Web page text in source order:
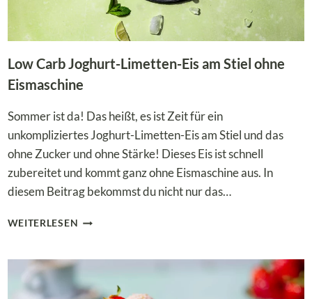
Low Carb Joghurt-Limetten-Eis am Stiel ohne
Eismaschine
Sommer ist da! Das heißt, es ist Zeit für ein
unkompliziertes Joghurt-Limetten-Eis am Stiel und das
ohne Zucker und ohne Stärke! Dieses Eis ist schnell
zubereitet und kommt ganz ohne Eismaschine aus. In
diesem Beitrag bekommst du nicht nur das…
WEITERLESEN LOW
LIMETTEN-
AM